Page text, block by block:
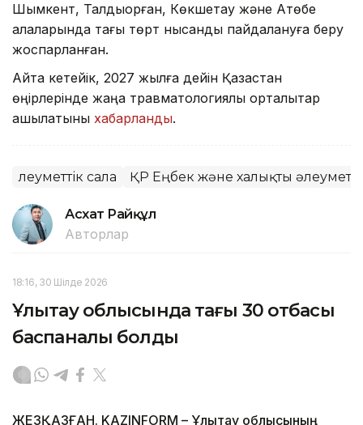
Шымкент, Талдықорған, Көкшетау және Ақтөбе
қалаларында тағы төрт нысанды пайдалануға беру
жоспарланған.
Айта кетейік, 2027 жылға дейін Қазақстан
өңірлерінде жаңа травматологиялық орталықтар
ашылатыны хабарланды.
Әлеуметтік сала ҚР Еңбек және халықты
Асхат Райқұл
Авторлар
18:16, 30 Шілде 2026
Ұлытау облысында тағы 30 отбасы
баспаналы болды
ЖЕЗҚАЗҒАН. KAZINFORM – Ұлытау облысының